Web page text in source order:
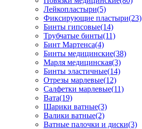
Лейкопластыри(5)
Фиксирующие пластыри(23)
Бинты гипсовые(14)
Трубчатые бинты(11)
Бинт Мартенса(4)
Бинты медицинские(38)
Марля медицинская(3)
Бинты эластичные(14)
Отрезы марлевые(12)
Салфетки марлевые(11)
Вата(19)
Шарики ватные(3)
Валики ватные(2)
Ватные палочки и диски(3)